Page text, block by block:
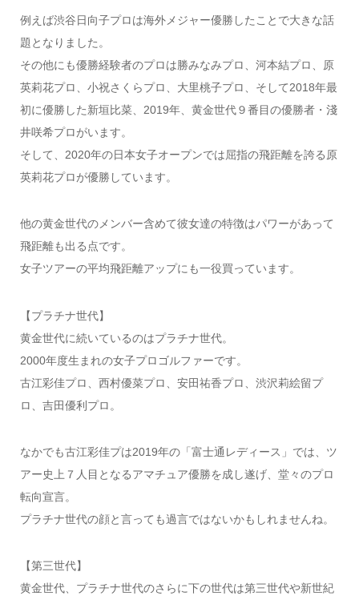
例えば渋谷日向子プロは海外メジャー優勝したことで大きな話
題となりました。
その他にも優勝経験者のプロは勝みなみプロ、河本結プロ、原
英莉花プロ、小祝さくらプロ、大里桃子プロ、そして2018年最
初に優勝した新垣比菜、2019年、黄金世代９番目の優勝者・淺
井咲希プロがいます。
そして、2020年の日本女子オープンでは屈指の飛距離を誇る原
英莉花プロが優勝しています。
他の黄金世代のメンバー含めて彼女達の特徴はパワーがあって
飛距離も出る点です。
女子ツアーの平均飛距離アップにも一役買っています。
【プラチナ世代】
黄金世代に続いているのはプラチナ世代。
2000年度生まれの女子プロゴルファーです。
古江彩佳プロ、西村優菜プロ、安田祐香プロ、渋沢莉絵留プ
ロ、吉田優利プロ。
なかでも古江彩佳プは2019年の「富士通レディース」では、ツ
アー史上７人目となるアマチュア優勝を成し遂げ、堂々のプロ
転向宣言。
プラチナ世代の顔と言っても過言ではないかもしれませんね。
【第三世代】
黄金世代、プラチナ世代のさらに下の世代は第三世代や新世紀